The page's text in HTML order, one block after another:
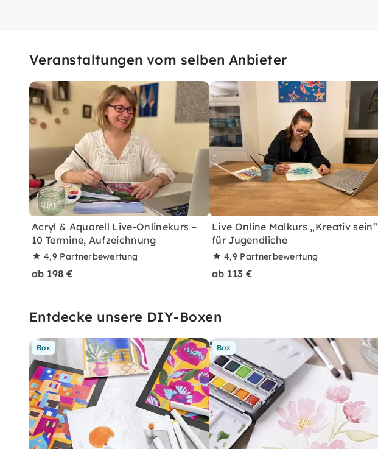
Veranstaltungen vom selben Anbieter
Acryl & Aquarell Live-Onlinekurs –
10 Termine, Aufzeichnung
4,9 Partnerbewertung
ab 198 €
Live Online Malkurs „Kreativ sein“
für Jugendliche
4,9 Partnerbewertung
ab 113 €
Entdecke unsere DIY-Boxen
Box Box